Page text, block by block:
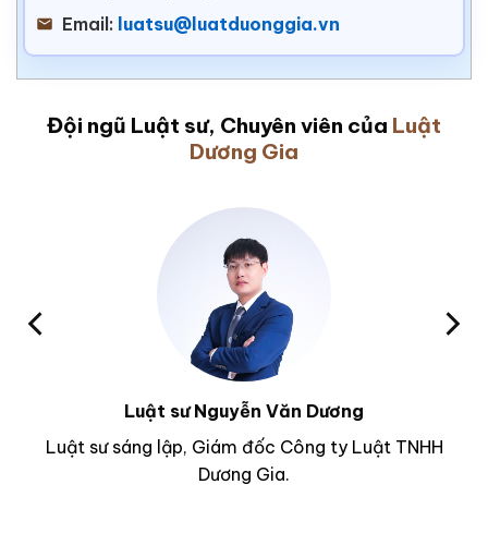
Email: luatsu@luatduonggia.vn
Đội ngũ Luật sư, Chuyên viên của Luật
Dương Gia
Luật sư Nguyễn Văn Dương
Luật sư sáng lập, Giám đốc Công ty Luật TNHH
Dương Gia.